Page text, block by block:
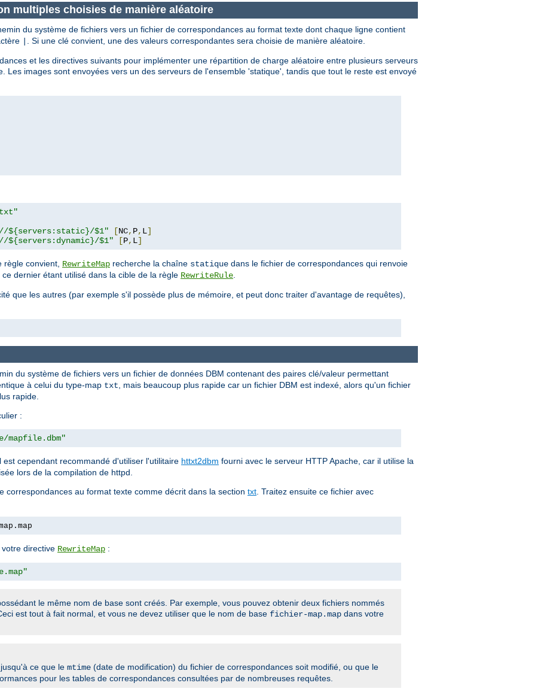
multiples choisies de manière aléatoire
du système de fichiers vers un fichier de correspondances au format texte dont chaque ligne contient
. Si une clé convient, une des valeurs correspondantes sera choisie de manière aléatoire.
et les directives suivants pour implémenter une répartition de charge aléatoire entre plusieurs serveurs
images sont envoyées vers un des serveurs de l'ensemble 'statique', tandis que tout le reste est envoyé
${servers:static}/$1" [NC, P, L]
${servers:dynamic}/$1" [P, L]
convient, RewriteMap recherche la chaîne statique dans le fichier de correspondances qui renvoie
dernier étant utilisé dans la cible de la règle RewriteRule
que les autres (par exemple s'il possède plus de mémoire, et peut donc traiter d'avantage de requêtes),
du système de fichiers vers un fichier de données DBM contenant des paires clé/valeur permettant
à celui du type-map txt, mais beaucoup plus rapide car un fichier DBM est indexé, alors qu'un fichier
rapide.
:
mapfile.dbm"
est cependant recommandé d'utiliser l'utilitaire httxt2dbm fourni avec le serveur HTTP Apache, car il utilise la
lors de la compilation de httpd.
au format texte comme décrit dans la section txt. Traitez ensuite ce fichier avec
directive RewriteMap :
le même nom de base sont créés. Par exemple, vous pouvez obtenir deux fichiers nommés
est tout à fait normal, et vous ne devez utiliser que le nom de base fichier-map.map dans votre
ce que le mtime (date de modification) du fichier de correspondances soit modifié, ou que le
pour les tables de correspondances consultées par de nombreuses requêtes.